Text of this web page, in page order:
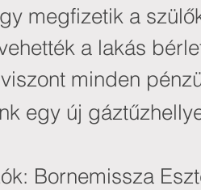
megfizetik a
a lakás
minden
egy új
Bornemissza